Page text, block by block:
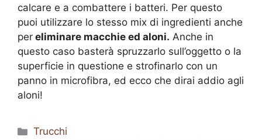
calcare e a combattere i batteri. Per questo
puoi utilizzare lo stesso mix di ingredienti anche
per eliminare macchie ed aloni. Anche in
questo caso basterà spruzzarlo sull’oggetto o la
superficie in questione e strofinarlo con un
panno in microfibra, ed ecco che dirai addio agli
aloni!
Categorie
Trucchi